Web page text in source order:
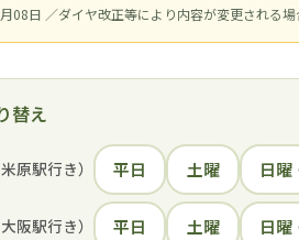
08日 ／ダイヤ改正等により内容が変更される
替え
原駅行き） 平日 土曜 日曜
阪駅行き） 平日 土曜 日曜